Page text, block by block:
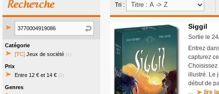
Recherche
Catégorie
[TC] Jeux de société (1)
Prix
Entre 12 € et 14 € (2)
Genres
Tri :
Siggil
Sortie le
Entrez
capturez
Choisissez
illustré. Le
début de
...
lire